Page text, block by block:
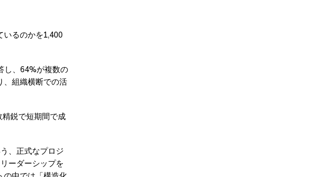
いるのかを1,400
し、64%が複数の
、組織横断での活
鋭で短期間で成
、正式なプロジ
ーダーシップを